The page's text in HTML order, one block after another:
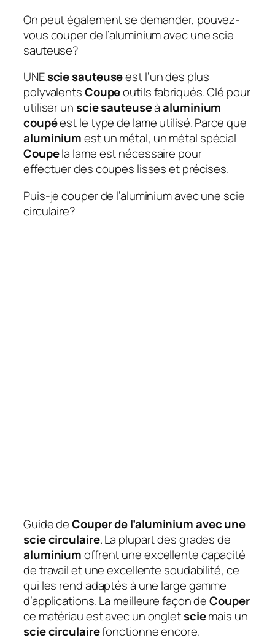
On peut également se demander, pouvez-
vous couper de l’aluminium avec une scie
sauteuse?
UNEscie sauteuseest l’un des plus
polyvalentsCoupeoutils fabriqués. Clé pour
utiliser unscie sauteuseàaluminium
coupéest le type de lame utilisé. Parce que
aluminiumest un métal, un métal spécial
Coupela lame est nécessaire pour
effectuer des coupes lisses et précises.
Puis-je couper de l’aluminium avec une scie
circulaire?
Guide deCouper de l’aluminium avec une
scie circulaire. La plupart des grades de
aluminiumoffrent une excellente capacité
de travail et une excellente soudabilité, ce
qui les rend adaptés à une large gamme
d’applications. La meilleure façon deCouper
ce matériau est avec un ongletsciemais un
scie circulairefonctionne encore.